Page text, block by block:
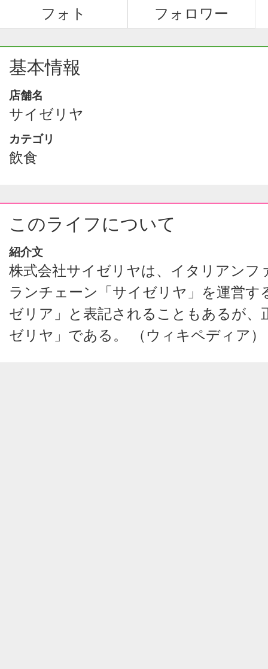
フォト
フォロワー
基本情報
店舗名
サイゼリヤ
カテゴリ
飲食
このライフについて
紹介文
株式会社サイゼリヤは、イタリアンフ
ランチェーン「サイゼリヤ」を運営す
ゼリア」と表記されることもあるが、
ゼリヤ」である。 （ウィキペディア）